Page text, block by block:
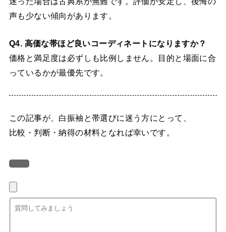
声も少ない傾向があります。
Q4. 高価な帯ほど良いコーディネートになりますか？
価格と満足度は必ずしも比例しません。目的と場面に合
っているかが最優先です。
この記事が、白振袖と帯選びに迷う方にとって、
比較・判断・納得の材料となれば幸いです。